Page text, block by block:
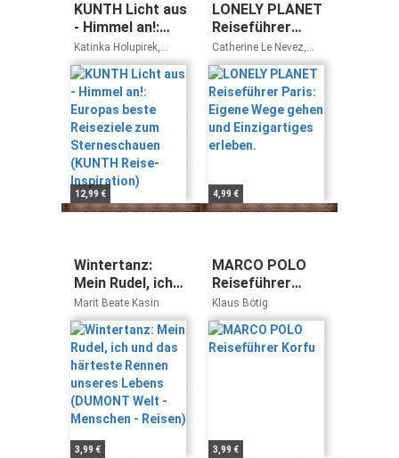
KUNTH Licht aus
- Himmel an!:
Europas beste
Reiseziele zum
Sterneschauen
(KUNTH Reise-
Inspiration)
Katinka Holupirek,
Yasmin Lössl, Christa
Pöppelmann
12,99 €
LONELY PLANET
Reiseführer
Paris: Eigene
Wege gehen und
Einzigartiges
erleben.
Catherine Le Nevez,
Nicola Williams,
Christopher Pitts
4,99 €
Wintertanz:
Mein Rudel, ich
und das
härteste Rennen
unseres Lebens
(DUMONT Welt -
Menschen -
Reisen)
Marit Beate Kasin
3,99 €
MARCO POLO
Reiseführer
Korfu
Klaus Bötig
3,99 €